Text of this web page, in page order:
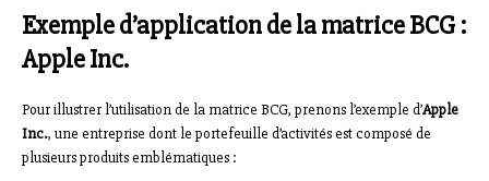
Exemple d’application de la matrice BCG :
Apple Inc.
Pour illustrer l’utilisation de la matrice BCG, prenons l’exemple d’Apple
Inc., une entreprise dont le portefeuille d’activités est composé de
plusieurs produits emblématiques :